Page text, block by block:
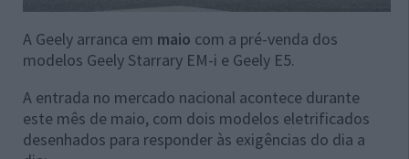
A Geely arranca em maio com a pré-venda dos
modelos Geely Starrary EM-i e Geely E5.
A entrada no mercado nacional acontece durante
este mês de maio, com dois modelos eletrificados
desenhados para responder às exigências do dia a